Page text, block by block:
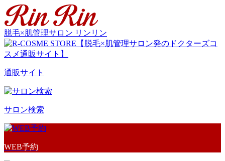
脱毛×肌管理サロン リンリン
通販サイト
サロン検索
WEB予約